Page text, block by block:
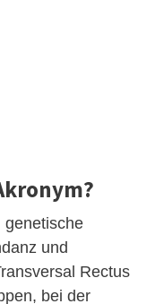
genetische
und
Rectus
bei der